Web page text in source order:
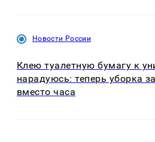
Новости России
Клею туалетную бумагу к
нарадуюсь: теперь уборка
вместо часа